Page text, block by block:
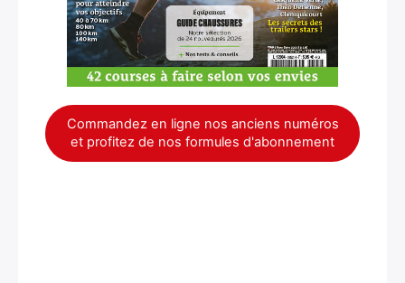
Commandez en ligne nos anciens numéros
et profitez de nos formules d'abonnement